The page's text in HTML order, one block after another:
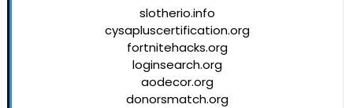
slotherio.info
cysapluscertification.org
fortnitehacks.org
loginsearch.org
aodecor.org
donorsmatch.org